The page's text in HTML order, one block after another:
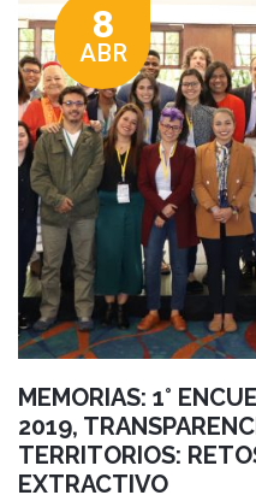
8
ABR
MEMORIAS: 1°
2019,
TERRITORIOS:
EXTRACTIVO